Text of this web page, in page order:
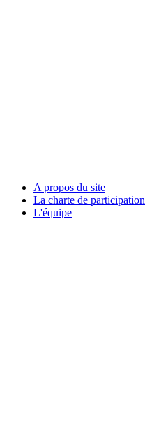
A propos du site
La charte de participation
L'équipe